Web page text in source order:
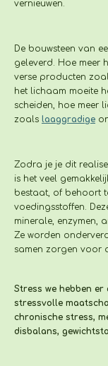
vernieuwen.
De bouwsteen van
geleverd. Hoe meer
verse producten
het lichaam moeite
scheiden, hoe meer
zoals laaggradige
Zodra je je dit
is het veel
bestaat, of behoort
voedingsstoffen.
minerale, enzymen,
Ze worden
samen zorgen voor
Stress we hebben er
stressvolle
chronische stress,
disbalans,